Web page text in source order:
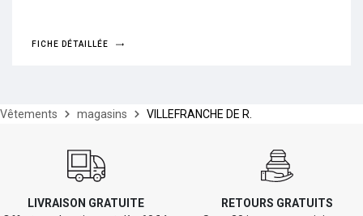
FICHE DÉTAILLÉE
Vêtements magasins VILLEFRANCHE DE R.
LIVRAISON GRATUITE
RETOURS GRATUITS